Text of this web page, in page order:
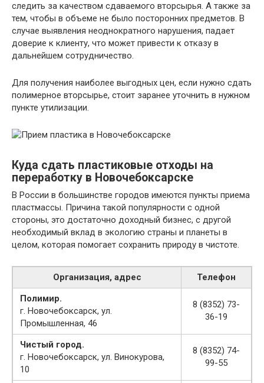
следить за качеством сдаваемого вторсырья. А также за
тем, чтобы в объеме не было посторонних предметов. В
случае выявления неоднократного нарушения, падает
доверие к клиенту, что может привести к отказу в
дальнейшем сотрудничество.
Для получения наиболее выгодных цен, если нужно сдать
полимерное вторсырье, стоит заранее уточнить в нужном
пункте утилизации.
Куда сдать пластиковые отходы на
переработку в Новочебоксарске
В России в большинстве городов имеются пункты приема
пластмассы. Причина такой популярности с одной
стороны, это достаточно доходный бизнес, с другой
необходимый вклад в экологию страны и планеты в
целом, которая помогает сохранить природу в чистоте.
Организация, адрес
Телефон
Полимир.
г. Новочебоксарск, ул.
Промышленная, 46
8 (8352) 73-
36-19
Чистый город.
г. Новочебоксарск, ул. Винокурова,
10
8 (8352) 74-
99-55